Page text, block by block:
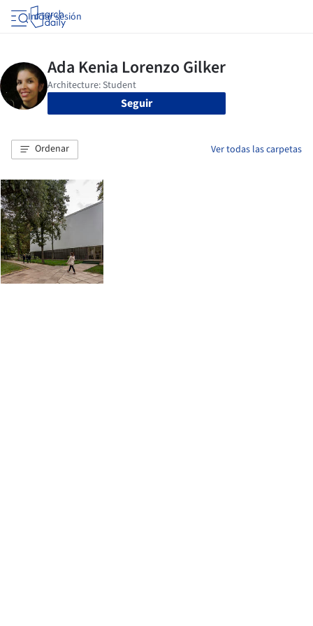
Iniciar sesión
Seguir
Ordenar Ver todas las carpetas